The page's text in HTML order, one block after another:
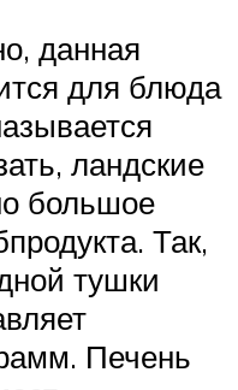
данная
для блюда
ландские
большое
Так,
тушки
Печень